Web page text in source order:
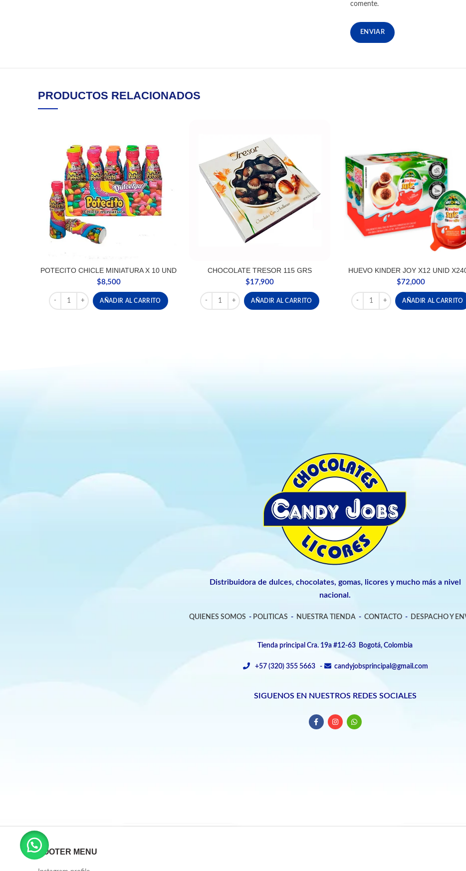
comente.
PRODUCTOS RELACIONADOS
POTECITO CHICLE MINIATURA X 10 UND
$8,500
POTECITO CHICLE MINIATURA X 10 UND cantidad
AÑADIR AL CARRITO
CHOCOLATE TRESOR 115 GRS
$17,900
CHOCOLATE TRESOR 115 GRS cantidad
AÑADIR AL CARRITO
HUEVO KINDER JOY X12 UNID
$72,000
HUEVO KINDER JOY X12 UNID
AÑADIR AL CARRITO
Distribuidora de dulces, chocolates, gomas, licores y mucho más a nivel
nacional.
QUIENES SOMOS - POLITICAS - NUESTRA TIENDA- CONTACTO- DESPACHO Y
Tienda principal Cra. 19a #12-63 Bogotá, Colombia
+57 (320) 355 5663 - candyjobsprincipal@gmail.com
SIGUENOS EN NUESTROS REDES SOCIALES
FOOTER MENU